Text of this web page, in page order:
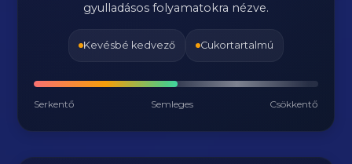
gyulladásos folyamatokra nézve.
Kevésbé kedvező Cukortartalmú
Serkentő Semleges Csökkentő